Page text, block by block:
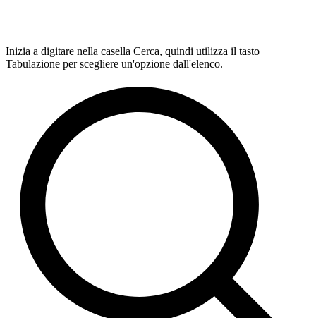
Inizia a digitare nella casella Cerca, quindi utilizza il tasto
Tabulazione per scegliere un'opzione dall'elenco.